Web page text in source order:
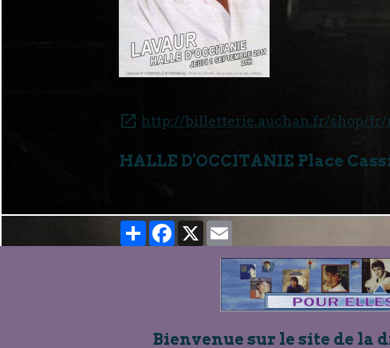
http://billetterie.auchan.fr/shop/fr/
HALLE D'OCCITANIE Place
Partager
Facebook
X
Bienvenue sur le site de la